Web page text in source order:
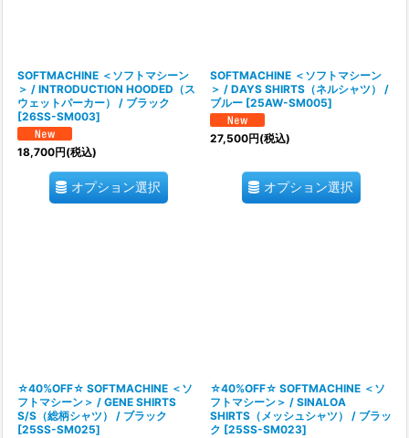
SOFTMACHINE ＜ソフトマシーン
＞ / INTRODUCTION HOODED（ス
ウェットパーカー） / ブラック
[26SS-SM003]
18,700円(税込)
オプション選択
SOFTMACHINE ＜ソフトマシーン
＞ / DAYS SHIRTS（ネルシャツ） /
ブルー [25AW-SM005]
27,500円(税込)
オプション選択
☆40%OFF☆ SOFTMACHINE ＜ソ
フトマシーン＞ / GENE SHIRTS
S/S（総柄シャツ） / ブラック
[25SS-SM025]
☆40%OFF☆ SOFTMACHINE ＜ソ
フトマシーン＞ / SINALOA
SHIRTS（メッシュシャツ） / ブラッ
ク [25SS-SM023]